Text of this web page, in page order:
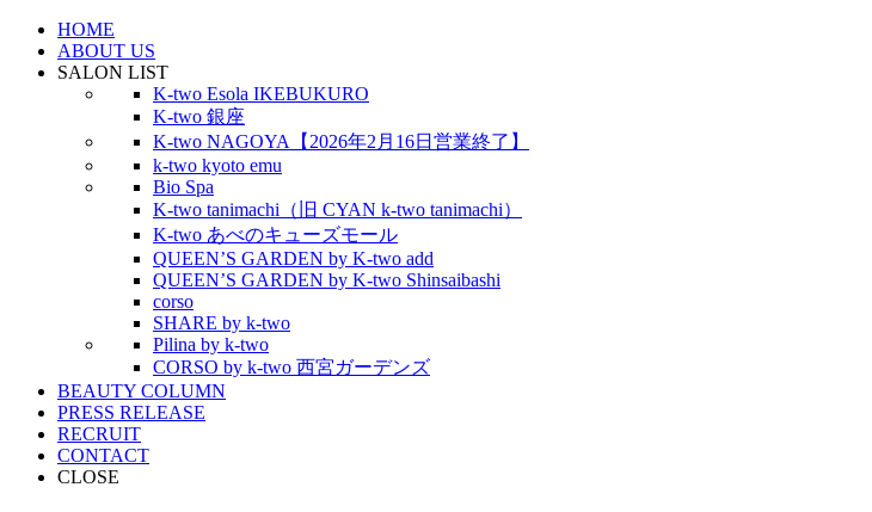
HOME
ABOUT US
SALON LIST
K-two Esola IKEBUKURO
K-two 銀座
K-two NAGOYA【2026年2月16日営業終了】
k-two kyoto emu
Bio Spa
K-two tanimachi（旧 CYAN k-two tanimachi）
K-two あべのキューズモール
QUEEN’S GARDEN by K-two add
QUEEN’S GARDEN by K-two Shinsaibashi
corso
SHARE by k-two
Pilina by k-two
CORSO by k-two 西宮ガーデンズ
BEAUTY COLUMN
PRESS RELEASE
RECRUIT
CONTACT
CLOSE